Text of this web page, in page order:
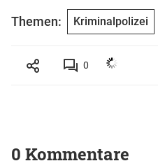
Themen: Kriminalpolizei
0
0 Kommentare